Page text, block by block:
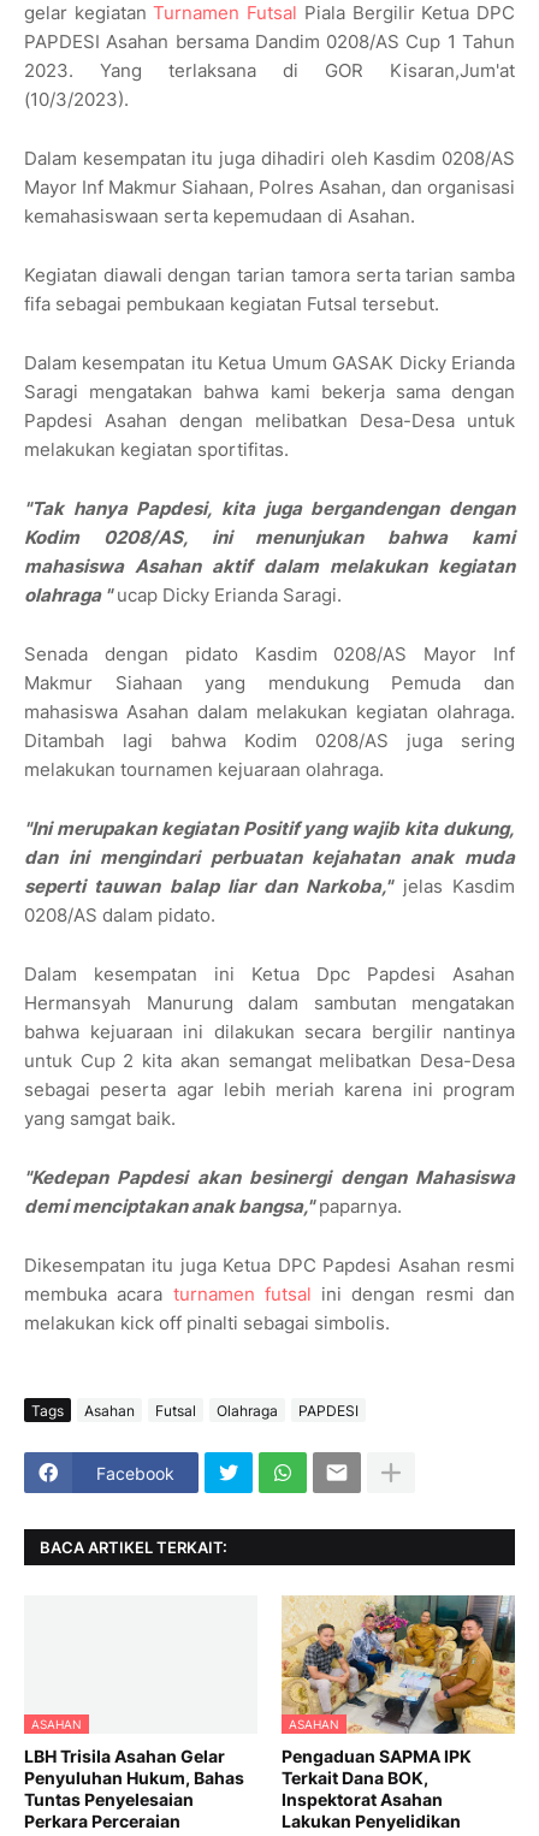
gelar kegiatanTurnamen Futsal Piala Bergilir Ketua DPC
PAPDESI Asahan bersama Dandim 0208/AS Cup 1 Tahun
2023. Yang terlaksana di GOR Kisaran,Jum'at
(10/3/2023).
Dalam kesempatan itu juga dihadiri oleh Kasdim 0208/AS
Mayor Inf Makmur Siahaan, Polres Asahan, dan organisasi
kemahasiswaan serta kepemudaan di Asahan.
Kegiatan diawali dengan tarian tamora serta tarian samba
fifa sebagai pembukaan kegiatan Futsal tersebut.
Dalam kesempatan itu Ketua Umum GASAK Dicky Erianda
Saragi mengatakan bahwa kami bekerja sama dengan
Papdesi Asahan dengan melibatkan Desa-Desa untuk
melakukan kegiatan sportifitas.
"Tak hanya Papdesi, kita juga bergandengan dengan
Kodim 0208/AS, ini menunjukan bahwa kami
mahasiswa Asahan aktif dalam melakukan kegiatan
olahraga "ucap Dicky Erianda Saragi.
Senada dengan pidato Kasdim 0208/AS Mayor Inf
Makmur Siahaan yang mendukung Pemuda dan
mahasiswa Asahan dalam melakukan kegiatan olahraga.
Ditambah lagi bahwa Kodim 0208/AS juga sering
melakukan tournamen kejuaraan olahraga.
"Ini merupakan kegiatan Positif yang wajib kita dukung,
dan ini mengindari perbuatan kejahatan anak muda
seperti tauwan balap liar dan Narkoba,"jelas Kasdim
0208/AS dalam pidato.
Dalam kesempatan ini Ketua Dpc Papdesi Asahan
Hermansyah Manurung dalam sambutan mengatakan
bahwa kejuaraan ini dilakukan secara bergilir nantinya
untuk Cup 2 kita akan semangat melibatkan Desa-Desa
sebagai peserta agar lebih meriah karena ini program
yang samgat baik.
"Kedepan Papdesi akan besinergi dengan Mahasiswa
demi menciptakan anak bangsa,"paparnya.
Dikesempatan itu juga Ketua DPC Papdesi Asahan resmi
membuka acara turnamen futsal ini dengan resmi dan
melakukan kick off pinalti sebagai simbolis.
Tags Asahan Futsal Olahraga PAPDESI
Facebook
BACA ARTIKEL TERKAIT:
ASAHAN
LBH Trisila Asahan Gelar
Penyuluhan Hukum, Bahas
Tuntas Penyelesaian
Perkara Perceraian
ASAHAN
Pengaduan SAPMA IPK
Terkait Dana BOK,
Inspektorat Asahan
Lakukan Penyelidikan